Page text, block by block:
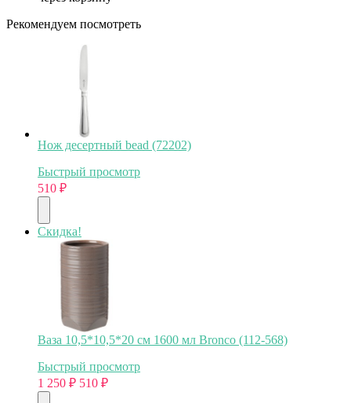
Рекомендуем посмотреть
Нож десертный bead (72202)
Быстрый просмотр
510 ₽
Скидка!
Ваза 10,5*10,5*20 см 1600 мл Bronco (112-568)
Быстрый просмотр
1 250 ₽ 510 ₽